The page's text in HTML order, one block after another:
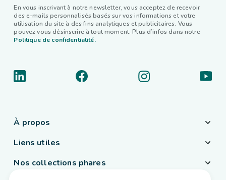
En vous inscrivant à notre newsletter, vous acceptez de recevoir
des e-mails personnalisés basés sur vos informations et votre
utilisation du site à des fins analytiques et publicitaires. Vous
pouvez vous désinscrire à tout moment. Plus d’infos dans notre
Politique de confidentialité.
À propos
Liens utiles
Nos collections phares